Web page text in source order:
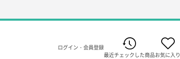
ログイン・会員登録
最近チェックした商品お気に入り